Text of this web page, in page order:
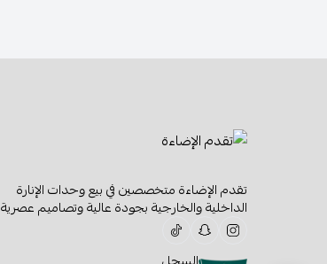
تقدم الإضاءة متخصصين في بيع وحدات الإنارة
الداخلية والخارجية بجودة عالية وتصاميم عصرية